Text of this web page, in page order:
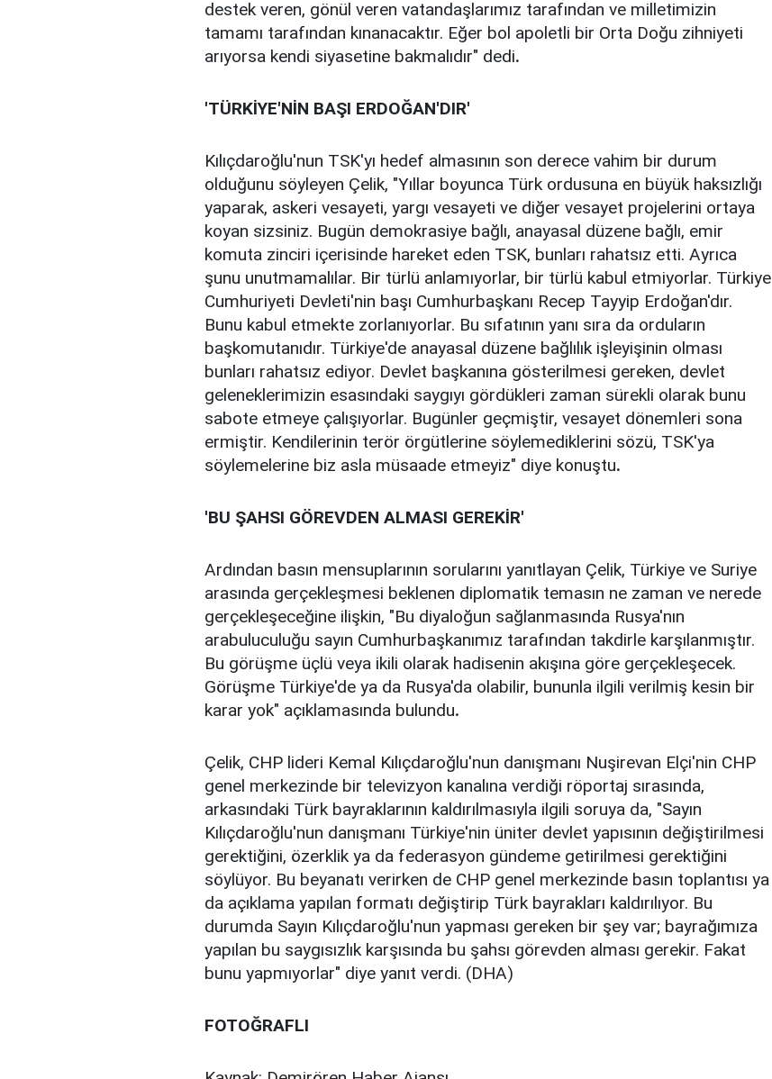
destek veren, gönül veren vatandaşlarımız tarafından ve milletimizin
tamamı tarafından kınanacaktır. Eğer bol apoletli bir Orta Doğu zihniyeti
arıyorsa kendi siyasetine bakmalıdır" dedi.
'TÜRKİYE'NİN BAŞI ERDOĞAN'DIR'
Kılıçdaroğlu'nun TSK'yı hedef almasının son derece vahim bir durum
olduğunu söyleyen Çelik, "Yıllar boyunca Türk ordusuna en büyük haksızlığı
yaparak, askeri vesayeti, yargı vesayeti ve diğer vesayet projelerini ortaya
koyan sizsiniz. Bugün demokrasiye bağlı, anayasal düzene bağlı, emir
komuta zinciri içerisinde hareket eden TSK, bunları rahatsız etti. Ayrıca
şunu unutmamalılar. Bir türlü anlamıyorlar, bir türlü kabul etmiyorlar. Türkiye
Cumhuriyeti Devleti'nin başı Cumhurbaşkanı Recep Tayyip Erdoğan'dır.
Bunu kabul etmekte zorlanıyorlar. Bu sıfatının yanı sıra da orduların
başkomutanıdır. Türkiye'de anayasal düzene bağlılık işleyişinin olması
bunları rahatsız ediyor. Devlet başkanına gösterilmesi gereken, devlet
geleneklerimizin esasındaki saygıyı gördükleri zaman sürekli olarak bunu
sabote etmeye çalışıyorlar. Bugünler geçmiştir, vesayet dönemleri sona
ermiştir. Kendilerinin terör örgütlerine söylemediklerini sözü, TSK'ya
söylemelerine biz asla müsaade etmeyiz" diye konuştu.
'BU ŞAHSI GÖREVDEN ALMASI GEREKİR'
Ardından basın mensuplarının sorularını yanıtlayan Çelik, Türkiye ve Suriye
arasında gerçekleşmesi beklenen diplomatik temasın ne zaman ve nerede
gerçekleşeceğine ilişkin, "Bu diyaloğun sağlanmasında Rusya'nın
arabuluculuğu sayın Cumhurbaşkanımız tarafından takdirle karşılanmıştır.
Bu görüşme üçlü veya ikili olarak hadisenin akışına göre gerçekleşecek.
Görüşme Türkiye'de ya da Rusya'da olabilir, bununla ilgili verilmiş kesin bir
karar yok" açıklamasında bulundu.
Çelik, CHP lideri Kemal Kılıçdaroğlu'nun danışmanı Nuşirevan Elçi'nin CHP
genel merkezinde bir televizyon kanalına verdiği röportaj sırasında,
arkasındaki Türk bayraklarının kaldırılmasıyla ilgili soruya da, "Sayın
Kılıçdaroğlu'nun danışmanı Türkiye'nin üniter devlet yapısının değiştirilmesi
gerektiğini, özerklik ya da federasyon gündeme getirilmesi gerektiğini
söylüyor. Bu beyanatı verirken de CHP genel merkezinde basın toplantısı ya
da açıklama yapılan formatı değiştirip Türk bayrakları kaldırılıyor. Bu
durumda Sayın Kılıçdaroğlu'nun yapması gereken bir şey var; bayrağımıza
yapılan bu saygısızlık karşısında bu şahsı görevden alması gerekir. Fakat
bunu yapmıyorlar" diye yanıt verdi. (DHA)
FOTOĞRAFLI